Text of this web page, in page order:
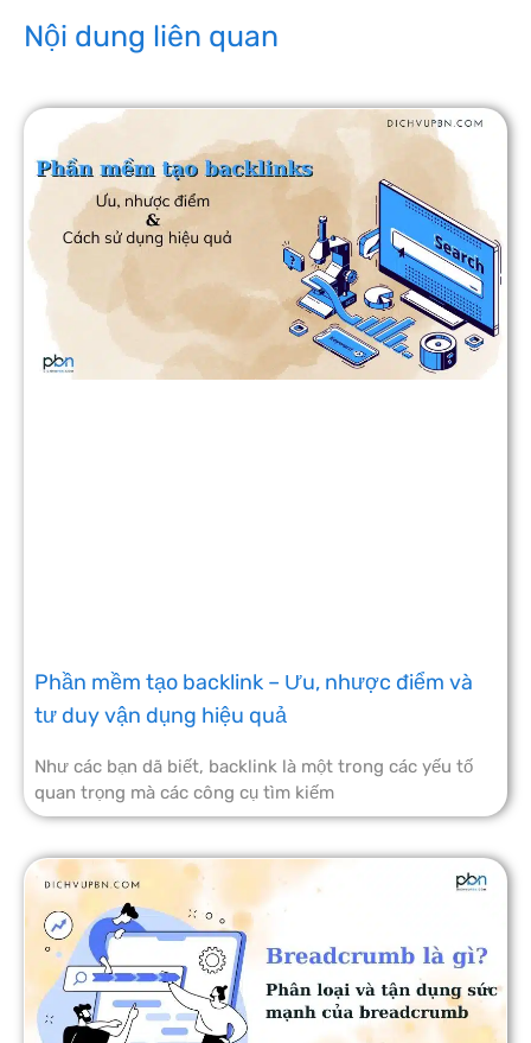
Nội dung liên quan
Phần mềm tạo backlink – Ưu, nhược điểm và
tư duy vận dụng hiệu quả
Như các bạn dã biết, backlink là một trong các yếu tố
quan trọng mà các công cụ tìm kiếm